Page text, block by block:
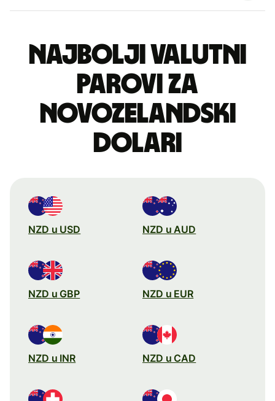
Najbolji valutni
parovi za
novozelandski
dolari
NZD u USD NZD u AUD
NZD u GBP NZD u EUR
NZD u INR NZD u CAD